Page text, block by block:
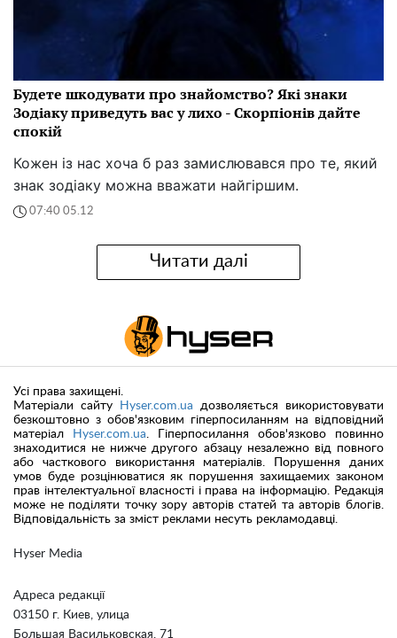
Будете шкодувати про знайомство? Які знаки
Зодіаку приведуть вас у лихо - Скорпіонів дайте
спокій
Кожен із нас хоча б раз замислювався про те, який
знак зодіаку можна вважати найгіршим.
07:40 05.12
Читати далі
Hyser Media
Адреса редакції
03150 г. Киев, улица
Большая Васильковская, 71
Усі права захищені.
Матеріали сайту
Hyser.com.ua дозволяється використовувати
безкоштовно з обов'язковим гіперпосиланням на відповідний
матеріал
Hyser.com.ua . Гіперпосилання обов'язково повинно
знаходитися не нижче другого абзацу незалежно від повного
або часткового використання матеріалів. Порушення даних
умов буде розцінюватися як порушення захищаемих законом
прав інтелектуальної власності і права на інформацію. Редакція
може не поділяти точку зору авторів статей та авторів блогів.
Відповідальність за зміст реклами несуть рекламодавці.